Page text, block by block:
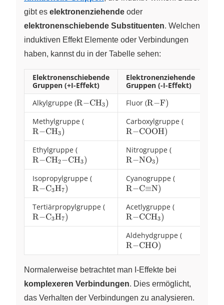
gibt es elektronenziehende oder
elektronenschiebende Substituenten. Welchen
induktiven Effekt Elemente oder Verbindungen
haben, kannst du in der Tabelle sehen:
Elektronenschiebende
Gruppen (+I-Effekt)
Elektronenziehende
Gruppen (-I-Effekt)
Alkylgruppe (\ce{R-
CH3})
R−CHX
3) Fluor (\ce{R-
F})
R−F)
Methylgruppe (
R−CHX
3)
Carboxylgruppe (
R−COOH)
Ethylgruppe (
CH2-
CH3})
R−CHX
2−CHX
3)
Nitrogruppe (
R−NOX
3)
Isopropylgruppe (
R−CX
3HX
7)
Cyanogruppe (
R−C≡N)
Tertiärpropylgruppe ( \ce{R-
C3H7})
R−CX
3HX
7)
Acetlygruppe (
R−CCHX
3)
Aldehydgruppe (
R−CHO)
Normalerweise betrachtet man I-Effekte bei
komplexeren Verbindungen. Dies ermöglicht,
das Verhalten der Verbindungen zu analysieren.